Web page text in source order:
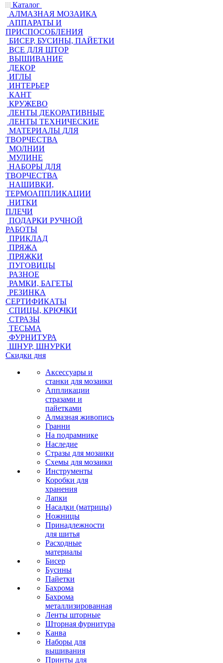
Каталог
АЛМАЗНАЯ МОЗАИКА
АППАРАТЫ И
ПРИСПОСОБЛЕНИЯ
БИСЕР, БУСИНЫ, ПАЙЕТКИ
ВСЕ ДЛЯ ШТОР
ВЫШИВАНИЕ
ДЕКОР
ИГЛЫ
ИНТЕРЬЕР
КАНТ
КРУЖЕВО
ЛЕНТЫ ДЕКОРАТИВНЫЕ
ЛЕНТЫ ТЕХНИЧЕСКИЕ
МАТЕРИАЛЫ ДЛЯ
ТВОРЧЕСТВА
МОЛНИИ
МУЛИНЕ
НАБОРЫ ДЛЯ
ТВОРЧЕСТВА
НАШИВКИ,
ТЕРМОАППЛИКАЦИИ
НИТКИ
ПЛЕЧИ
ПОДАРКИ РУЧНОЙ
РАБОТЫ
ПРИКЛАД
ПРЯЖА
ПРЯЖКИ
ПУГОВИЦЫ
РАЗНОЕ
РАМКИ, БАГЕТЫ
РЕЗИНКА
СЕРТИФИКАТЫ
СПИЦЫ, КРЮЧКИ
СТРАЗЫ
ТЕСЬМА
ФУРНИТУРА
ШНУР, ШНУРКИ
Скидки дня
Аксессуары и
станки для мозаики
Аппликации
стразами и
пайетками
Алмазная живопись
Гранни
На подрамнике
Наследие
Стразы для мозаики
Схемы для мозаики
Инструменты
Коробки для
хранения
Лапки
Насадки (матрицы)
Ножницы
Принадлежности
для шитья
Расходные
материалы
Бисер
Бусины
Пайетки
Бахрома
Бахрома
металлизированная
Ленты шторные
Шторная фурнитура
Канва
Наборы для
вышивания
Принты для